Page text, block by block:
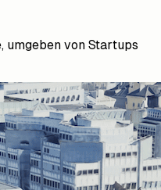
umgeben von Startups